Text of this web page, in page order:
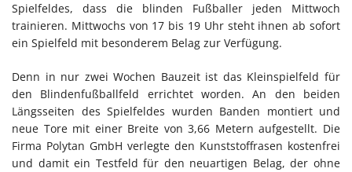
Spielfeldes, dass die blinden Fußballer jeden Mittwoch
trainieren. Mittwochs von 17 bis 19 Uhr steht ihnen ab sofort
ein Spielfeld mit besonderem Belag zur Verfügung.
Denn in nur zwei Wochen Bauzeit ist das Kleinspielfeld für
den Blindenfußballfeld errichtet worden. An den beiden
Längsseiten des Spielfeldes wurden Banden montiert und
neue Tore mit einer Breite von 3,66 Metern aufgestellt. Die
Firma Polytan GmbH verlegte den Kunststoffrasen kostenfrei
und damit ein Testfeld für den neuartigen Belag, der ohne